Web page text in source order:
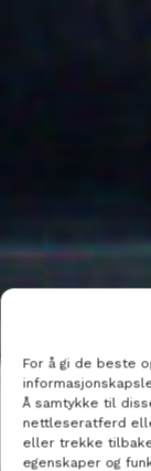
For å gi de beste
Å samtykke til
nettleseratferd
eller trekke tilbake
egenskaper og